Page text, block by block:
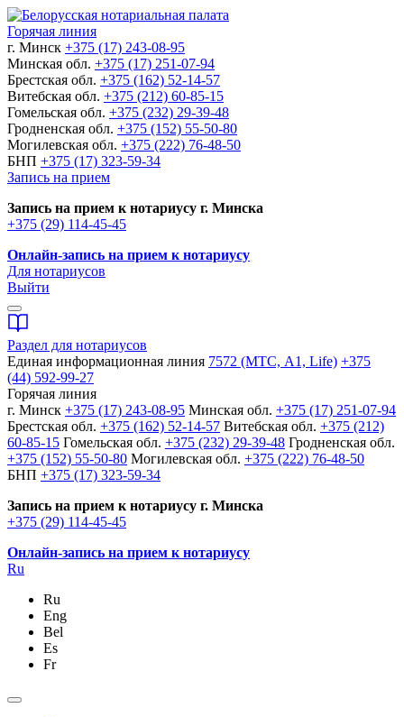
Горячая линия
г. Минск +375 (17) 243-08-95
Минская обл. +375 (17) 251-07-94
Брестская обл. +375 (162) 52-14-57
Витебская обл. +375 (212) 60-85-15
Гомельская обл. +375 (232) 29-39-48
Гродненская обл. +375 (152) 55-50-80
Могилевская обл. +375 (222) 76-48-50
БНП +375 (17) 323-59-34
Запись на прием
Запись на прием к нотариусу г. Минска
+375 (29) 114-45-45
Онлайн-запись на прием к нотариусу
Для нотариусов
Выйти
Раздел для нотариусов
Единая информационная линия 7572 (МТС, A1, Life) +375
(44) 592-99-27
Горячая линия
г. Минск +375 (17) 243-08-95 Минская обл. +375 (17) 251-07-94
Брестская обл. +375 (162) 52-14-57 Витебская обл. +375 (212)
60-85-15 Гомельская обл. +375 (232) 29-39-48 Гродненская обл.
+375 (152) 55-50-80 Могилевская обл. +375 (222) 76-48-50
БНП +375 (17) 323-59-34
Запись на прием к нотариусу г. Минска
+375 (29) 114-45-45
Онлайн-запись на прием к нотариусу
Ru
Ru
Eng
Bel
Es
Fr